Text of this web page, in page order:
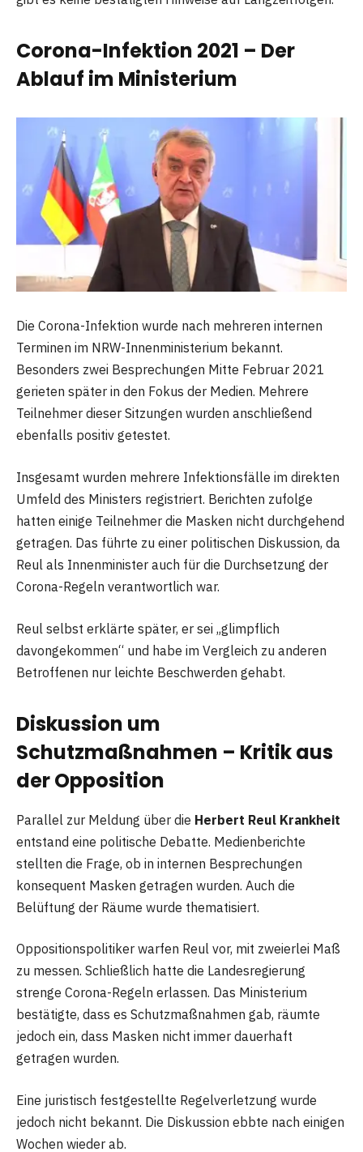
Corona-Infektion 2021 – Der
Ablauf im Ministerium
Die Corona-Infektion wurde nach mehreren internen
Terminen im NRW-Innenministerium bekannt.
Besonders zwei Besprechungen Mitte Februar 2021
gerieten später in den Fokus der Medien. Mehrere
Teilnehmer dieser Sitzungen wurden anschließend
ebenfalls positiv getestet.
Insgesamt wurden mehrere Infektionsfälle im direkten
Umfeld des Ministers registriert. Berichten zufolge
hatten einige Teilnehmer die Masken nicht durchgehend
getragen. Das führte zu einer politischen Diskussion, da
Reul als Innenminister auch für die Durchsetzung der
Corona-Regeln verantwortlich war.
Reul selbst erklärte später, er sei „glimpflich
davongekommen“ und habe im Vergleich zu anderen
Betroffenen nur leichte Beschwerden gehabt.
Diskussion um
Schutzmaßnahmen – Kritik aus
der Opposition
Parallel zur Meldung über die Herbert Reul Krankheit
entstand eine politische Debatte. Medienberichte
stellten die Frage, ob in internen Besprechungen
konsequent Masken getragen wurden. Auch die
Belüftung der Räume wurde thematisiert.
Oppositionspolitiker warfen Reul vor, mit zweierlei Maß
zu messen. Schließlich hatte die Landesregierung
strenge Corona-Regeln erlassen. Das Ministerium
bestätigte, dass es Schutzmaßnahmen gab, räumte
jedoch ein, dass Masken nicht immer dauerhaft
getragen wurden.
Eine juristisch festgestellte Regelverletzung wurde
jedoch nicht bekannt. Die Diskussion ebbte nach einigen
Wochen wieder ab.